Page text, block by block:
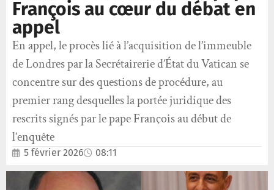
François au cœur du débat en
appel
En appel, le procès lié à l’acquisition de l’immeuble
de Londres par la Secrétairerie d’État du Vatican se
concentre sur des questions de procédure, au
premier rang desquelles la portée juridique des
rescrits signés par le pape François au début de
l’enquête
5 février 2026 08:11